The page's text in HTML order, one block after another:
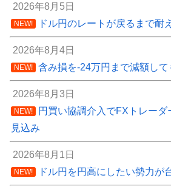
2026年8月5日
NEW! ドル円のレートが戻るまで耐
2026年8月4日
NEW! 含み損を-24万円まで減額して
2026年8月3日
NEW!
円買い協調介入でFXトレーダ
見込み
2026年8月1日
NEW! ドル円を円高にしたい勢力が